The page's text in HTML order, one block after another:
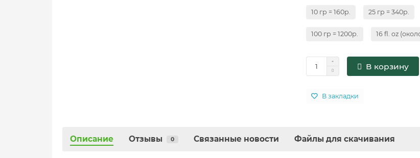
10 гр = 160р. 25 гр = 340р.
100 гр = 1200р. 16 fl. oz
В корзину
В закладки
Описание Отзывы 0 Связанные новости Файлы для скачивания